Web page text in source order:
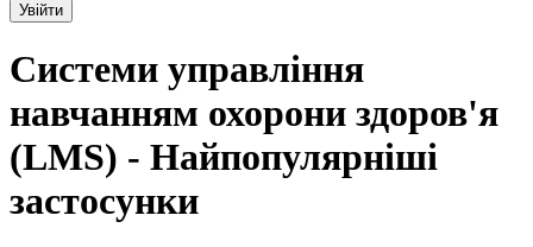
Увійти
Системи управління
навчанням охорони здоров'я
(LMS) - Найпопулярніші
застосунки